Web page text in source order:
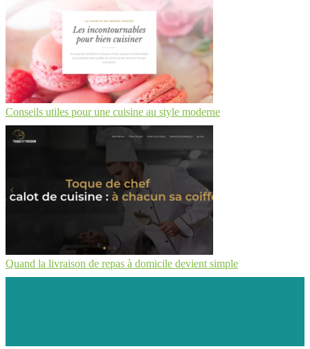
Conseils utiles pour une cuisine au style moderne
Quand la livraison de repas à domicile devient simple